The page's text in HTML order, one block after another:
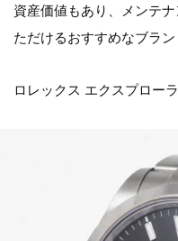
資産価値もあり、メンテ
ただけるおすすめなブラン
ロレックス エクスプロー